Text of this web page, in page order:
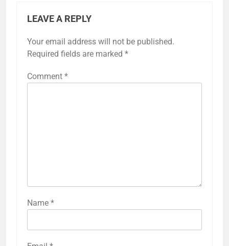
LEAVE A REPLY
Your email address will not be published.
Required fields are marked *
Comment *
Name *